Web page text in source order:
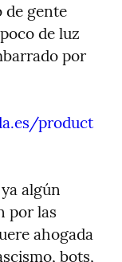
de gente
de luz
por
product
algún
por las
ahogada
bots,